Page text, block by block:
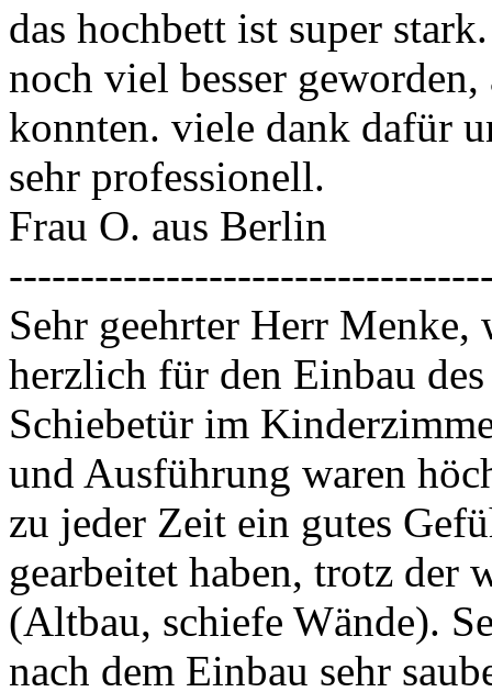
das hochbett ist super
noch viel besser
konnten. viele dank dafür
sehr professionell.
Frau O. aus Berlin
Sehr geehrter Herr
herzlich für den Einbau
Schiebetür im
und Ausführung waren
zu jeder Zeit ein gutes
gearbeitet haben, trotz der
(Altbau, schiefe Wände).
nach dem Einbau sehr